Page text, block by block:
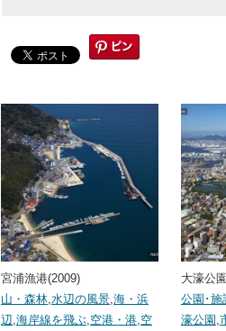
宮浦漁港(2009)
山・森林 水辺の風景 海・浜
辺 海岸線を飛ぶ 空港・港 空
大濠公
公園･施
濠公園